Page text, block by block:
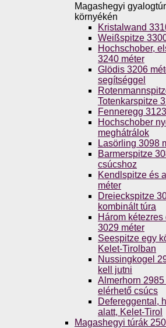
Magashegyi
környékén
Kristalwand
Weißspitze
Hochschober,
3240 méter
Glödis 3206
segítséggel
Totenkarspitze
Fenneregg
Hochschober
meghátrálok
Lasörling 3098
Barmerspitze
csúcshoz
Kendlspitze és
méter
Dreieckspitze
kombinált túra
Három
3029 méter
Seespitze egy
Kelet-Tirolban
Nussingkogel
kell jutni
Almerhorn
elérhető csúcs
Defereggental,
alatt, Kelet-Tirol
Magashegyi túrák